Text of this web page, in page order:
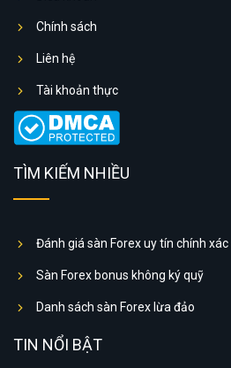
Chính sách
Liên hệ
Tài khoản thực
TÌM KIẾM NHIỀU
Đánh giá sàn Forex uy tín chính xác
Sàn Forex bonus không ký quỹ
Danh sách sàn Forex lừa đảo
TIN NỔI BẬT